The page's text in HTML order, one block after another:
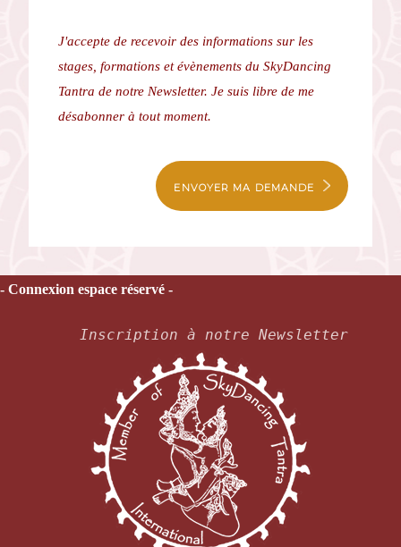
J'accepte de recevoir des informations sur les
stages, formations et évènements du SkyDancing
Tantra de notre Newsletter. Je suis libre de me
désabonner à tout moment.
ENVOYER MA DEMANDE
- Connexion espace réservé -
Inscription à notre Newsletter